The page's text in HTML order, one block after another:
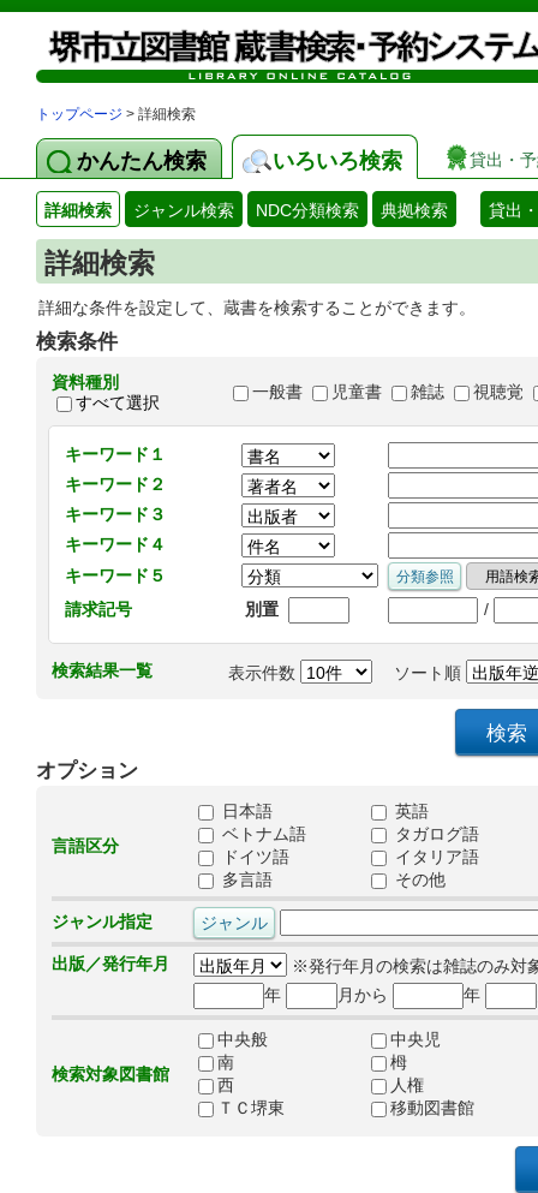
トップページ > 詳細検索
かんたん検索 いろいろ検索 貸出・
詳細検索 ジャンル検索 NDC分類検索 典拠検索 貸出
詳細検索
詳細な条件を設定して、蔵書を検索することができます。
検索条件
資料種別
すべて選択
一般書 児童書 雑誌 視聴覚
キーワード１
キーワード２
キーワード３
キーワード４
キーワード５
請求記号
別置 /
検索結果一覧 表示件数 ソート順
オプション
言語区分
日本語
英語
ベトナム語
タガログ語
ドイツ語
イタリア語
多言語
その他
ジャンル指定
出版／発行年月
※発行年月の検索は雑誌のみ対
年
月から 年
検索対象図書館
中央般
中央児
南
栂
西
人権
ＴＣ堺東
移動図書館